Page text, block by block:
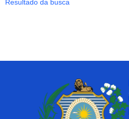
Resultado da busca